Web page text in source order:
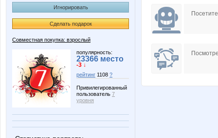
Игнорировать
Сделать подарок
Совместная покупка: взрослый
популярность:
23366 место
-3 ↓
рейтинг 1108 ?
Привилегированный
пользователь 7
уровня
Glafiraa
MamaNT